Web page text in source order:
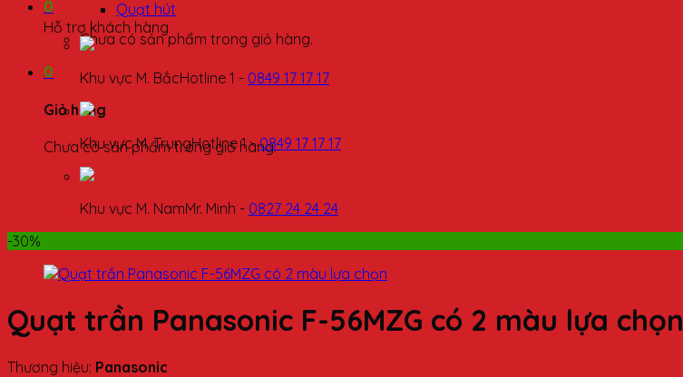
0
Chưa có sản phẩm trong giỏ hàng.
0
Giỏ hàng
Chưa có sản phẩm trong giỏ hàng.
Quạt hút
Hỗ trợ khách hàng
Khu vực M. BắcHotline 1 - 0849 17 17 17
Khu vực M. TrungHotline 1 -0849 17 17 17
Khu vực M. NamMr. Minh - 0827 24 24 24
-30%
Quạt trần Panasonic F-56MZG có 2 màu lựa chọn
Thương hiệu: Panasonic